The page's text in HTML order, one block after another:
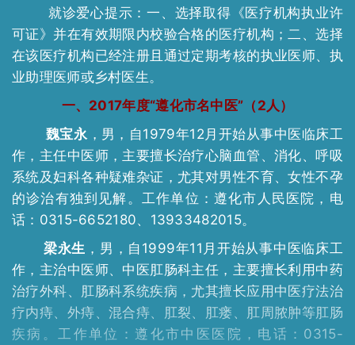
就诊爱心提示：一、选择取得《医疗机构执业许
可证》并在有效期限内校验合格的医疗机构；二、选择
在该医疗机构已经注册且通过定期考核的执业医师、执
业助理医师或乡村医生。
一、2017年度“遵化市名中医”（2人）
魏宝永 ，男，自1979年12月开始从事中医临床工
作，主任中医师，主要擅长治疗心脑血管、消化、呼吸
系统及妇科各种疑难杂证，尤其对男性不育、女性不孕
的诊治有独到见解。工作单位：遵化市人民医院，电
话：0315-6652180、13933482015。
梁永生 ，男，自1999年11月开始从事中医临床工
作，主治中医师、中医肛肠科主任，主要擅长利用中药
治疗外科、肛肠科系统疾病，尤其擅长应用中医疗法治
疗内痔、外痔、混合痔、肛裂、肛瘘、肛周脓肿等肛肠
疾病。工作单位：遵化市中医医院，电话：0315-